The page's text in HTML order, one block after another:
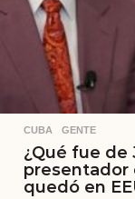
CUBA ,GENTE
¿Qué fue de
presentador
quedó en